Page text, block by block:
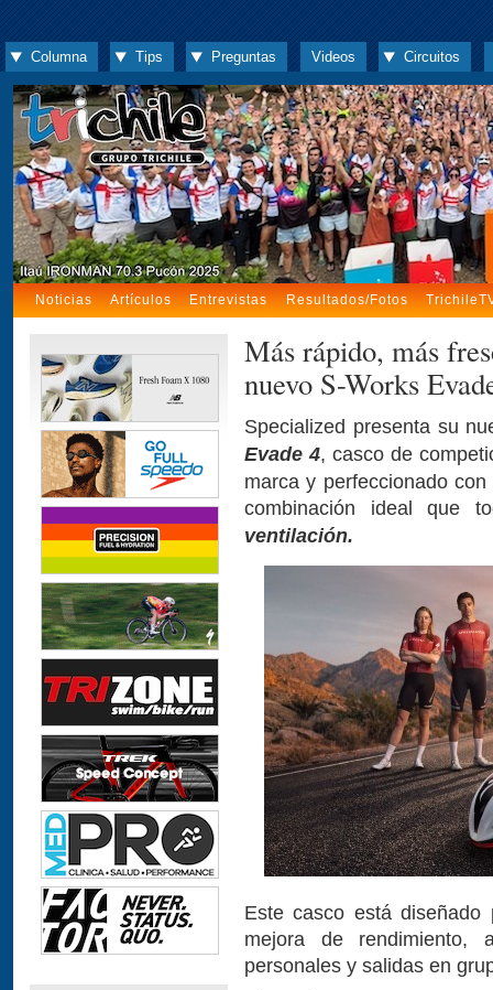
Columna Tips Preguntas Videos Circuitos
Noticias Artículos Entrevistas Resultados/Fotos
Más rápido, más
nuevo S-Works
Specialized presenta su
Evade 4, casco de
marca y perfeccionado
combinación ideal que
ventilación.
Este casco está
mejora de rendimiento,
personales y salidas en